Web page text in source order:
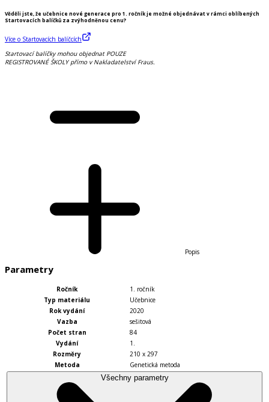
Věděli jste, že učebnice nové generace pro 1. ročník je možné objednávat v rámci oblíbených
Startovacích balíčků za zvýhodněnou cenu?
Více o Startovacích balíčcích
Startovací balíčky mohou objednat POUZE
REGISTROVANÉ ŠKOLY přímo v Nakladatelství Fraus.
Popis
Parametry
Ročník
1. ročník
Typ materiálu
Učebnice
Rok vydání
2020
Vazba
sešitová
Počet stran
84
Vydání
1.
Rozměry
210 x 297
Metoda
Genetická metoda
Všechny parametry